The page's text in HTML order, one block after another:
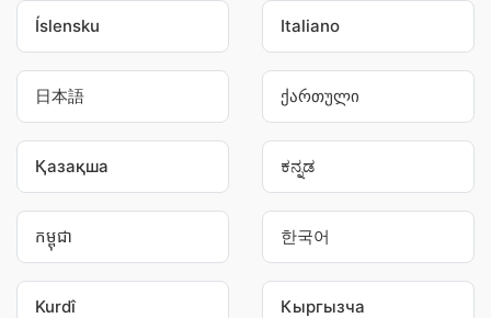
Íslensku Italiano
日本語 ქართული
Қазақша ಕನ್ನಡ
កម្ពុជា 한국어
Kurdî Кыргызча